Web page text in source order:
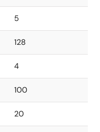
5
128
4
100
20